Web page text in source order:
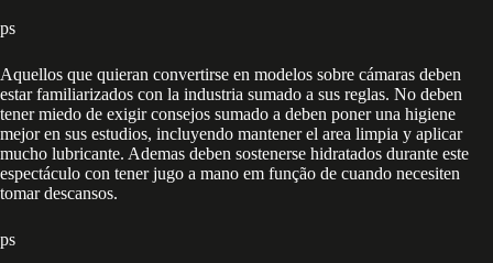
ps
Aquellos que quieran convertirse en modelos sobre cámaras deben
estar familiarizados con la industria sumado a sus reglas. No deben
tener miedo de exigir consejos sumado a deben poner una higiene
mejor en sus estudios, incluyendo mantener el area limpia y aplicar
mucho lubricante. Ademas deben sostenerse hidratados durante este
espectáculo con tener jugo a mano em função de cuando necesiten
tomar descansos.
ps